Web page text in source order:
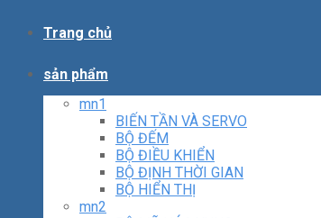
Trang chủ
sản phẩm
mn1
BIẾN TẦN VÀ SERVO
BỘ ĐẾM
BỘ ĐIỀU KHIỂN
BỘ ĐỊNH THỜI GIAN
BỘ HIỂN THỊ
mn2